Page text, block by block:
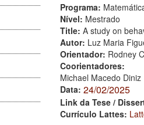
Programa:
Nível: Mestrado
Title: A study on
Autor: Luz Maria
Orientador: Rodney
Coorientadores:
Michael Macedo Diniz
Data: 24/02/2025
Link da Tese /
Currículo Lattes: